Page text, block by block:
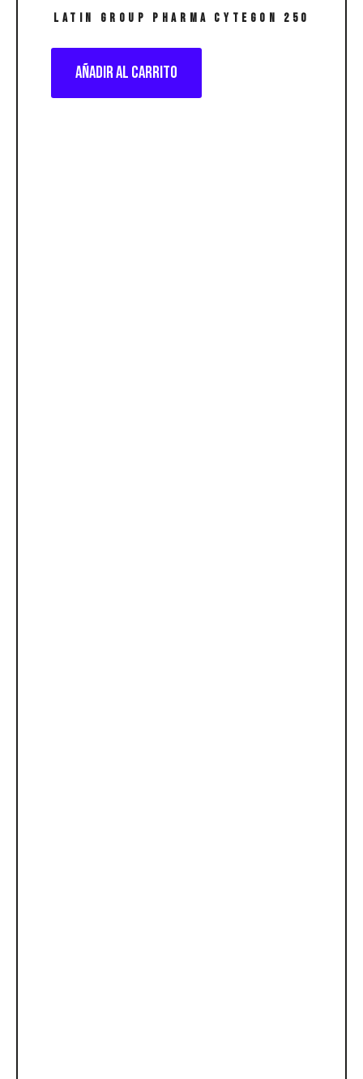
LATIN GROUP PHARMA Cytegon 250
Añadir al carrito